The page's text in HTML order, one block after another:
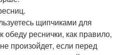
щипчиками для
обеду реснички, как правило,
произойдет, если перед